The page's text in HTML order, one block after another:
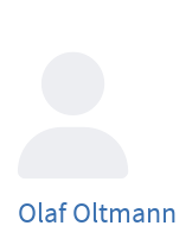
Olaf Oltmann